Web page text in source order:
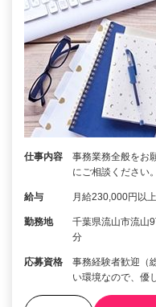
仕事内容
事務業務全般をお
にご相談ください
給与 月給230,000円以
勤務地
千葉県流山市流山
分
応募資格
事務経験者歓迎
い環境なので、優